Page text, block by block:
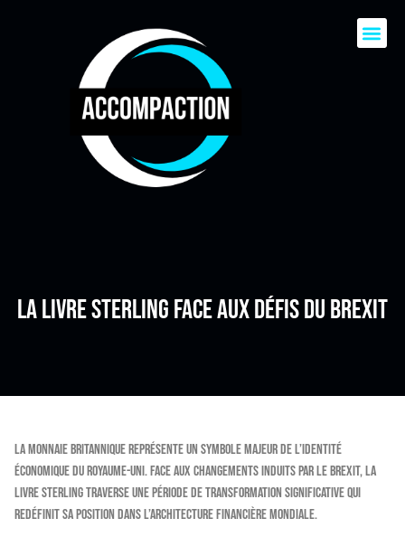
La livre sterling face aux défis du Brexit
La monnaie britannique représente un symbole majeur de l’identité
économique du Royaume-Uni. Face aux changements induits par le Brexit, la
livre sterling traverse une période de transformation significative qui
redéfinit sa position dans l’architecture financière mondiale.